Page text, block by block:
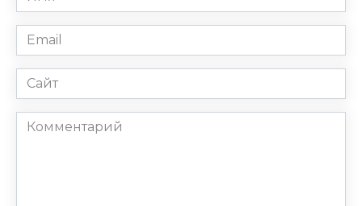
*
Email
*
Сайт
Комментарий